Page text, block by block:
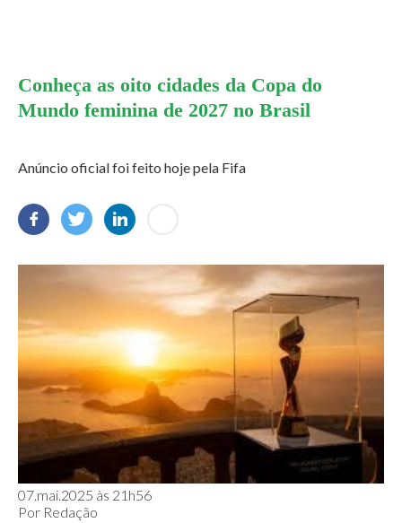
Conheça as oito cidades da Copa do
Mundo feminina de 2027 no Brasil
Anúncio oficial foi feito hoje pela Fifa
07.mai.2025 às 21h56
Por Redação